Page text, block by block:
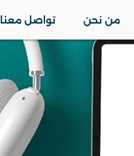
من نحن تواصل معنا